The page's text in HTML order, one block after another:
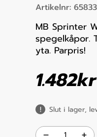
Artikelnr: 65833
MB Sprinter
spegelkåpor.
yta. Parpris!
1.482kr
Slut i lager,